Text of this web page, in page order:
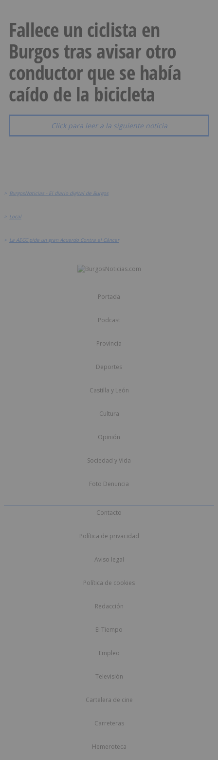
Fallece un ciclista en
Burgos tras avisar otro
conductor que se había
caído de la bicicleta
Click para leer a la siguiente noticia
> BurgosNoticias - El diario digital de Burgos
> Local
> La AECC pide un gran Acuerdo Contra el Cáncer
Portada
Podcast
Provincia
Deportes
Castilla y León
Cultura
Opinión
Sociedad y Vida
Foto Denuncia
Contacto
Política de privacidad
Aviso legal
Política de cookies
Redacción
El Tiempo
Empleo
Televisión
Cartelera de cine
Carreteras
Hemeroteca